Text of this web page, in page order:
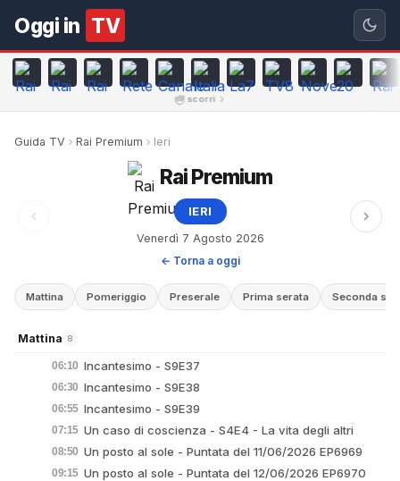
Oggi in TV
scorri
Guida TV Rai Premium Ieri
Rai Premium
IERI
Venerdì 7 Agosto 2026
← Torna a oggi
Mattina Pomeriggio Preserale Prima serata Seconda
Mattina 8
06:10 Incantesimo - S9E37
06:30 Incantesimo - S9E38
06:55 Incantesimo - S9E39
07:15 Un caso di coscienza - S4E4 - La vita degli altri
08:50 Un posto al sole - Puntata del 11/06/2026 EP6969
09:15 Un posto al sole - Puntata del 12/06/2026 EP6970